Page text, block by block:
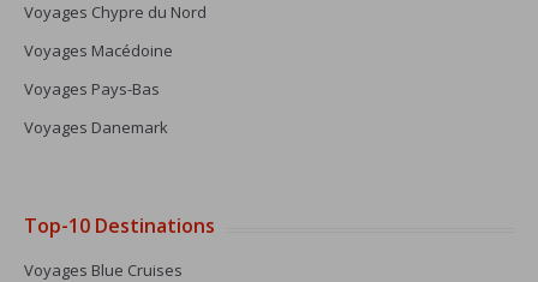
Voyages Chypre du Nord
Voyages Macédoine
Voyages Pays-Bas
Voyages Danemark
Top-10 Destinations
Voyages Blue Cruises